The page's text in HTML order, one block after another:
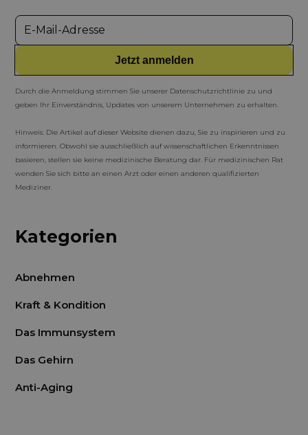
Durch die Anmeldung stimmen Sie unserer Datenschutzrichtlinie zu und
geben Ihr Einverständnis, Updates von unserem Unternehmen zu erhalten.
Hinweis: Die Artikel auf dieser Website dienen dazu, Sie zu inspirieren und zu
informieren. Obwohl sie ausschließlich auf wissenschaftlichen Erkenntnissen
basieren, stellen sie keine medizinische Beratung dar. Für medizinischen Rat
wenden Sie sich bitte an einen Arzt oder einen anderen qualifizierten
Mediziner.
Kategorien
Abnehmen
Kraft & Kondition
Das Immunsystem
Das Gehirn
Anti-Aging